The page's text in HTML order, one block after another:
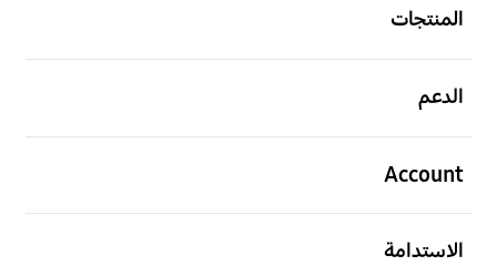
المنتجات
الدعم
Account
الاستدامة